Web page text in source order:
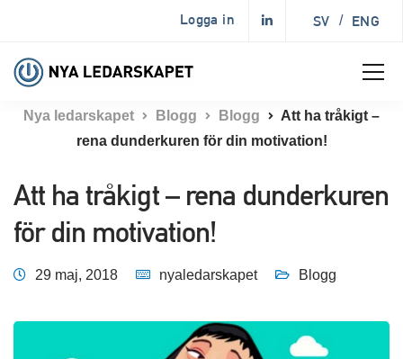
Logga in SV / ENG
Nya ledarskapet Blogg Blogg
Att ha tråkigt –
rena dunderkuren för din motivation!
Att ha tråkigt – rena dunderkuren
för din motivation!
29 maj, 2018 nyaledarskapet Blogg